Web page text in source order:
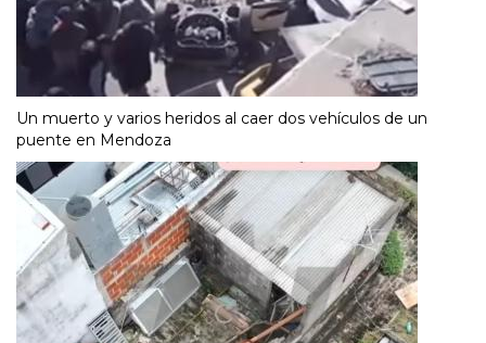
Un muerto y varios heridos al caer dos vehículos de un
puente en Mendoza